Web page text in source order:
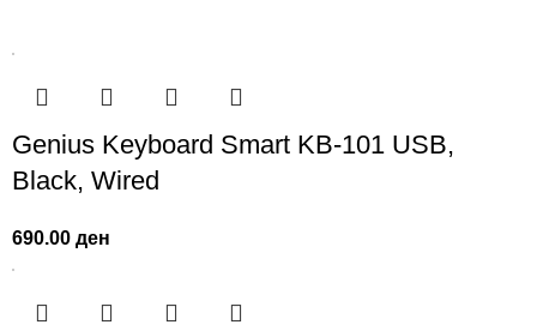
Genius Keyboard Smart KB-101 USB,
Black, Wired
690.00ден